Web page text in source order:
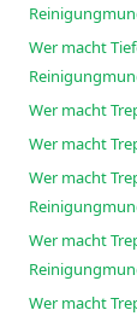
Wer macht
Wer macht
Wer macht
Wer macht
Wer macht
Wer macht